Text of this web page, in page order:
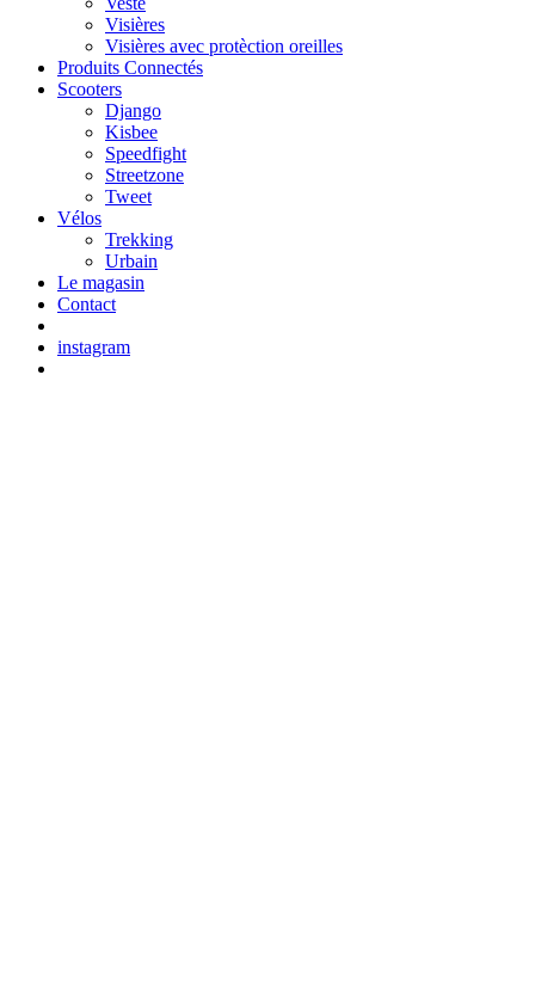
Visières
Visières avec protèction oreilles
Produits Connectés
Scooters
Django
Kisbee
Speedfight
Streetzone
Tweet
Vélos
Trekking
Urbain
Le magasin
Contact
instagram